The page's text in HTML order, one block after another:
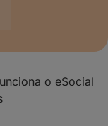
o eSocial